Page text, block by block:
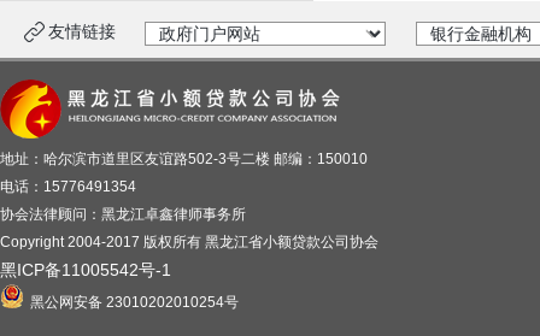
友情链接
地址：哈尔滨市道里区友谊路502-3号二楼 邮编：150010
电话：15776491354
协会法律顾问：黑龙江卓鑫律师事务所
Copyright 2004-2017 版权所有 黑龙江省小额贷款公司协会
黑ICP备11005542号-1
黑公网安备 23010202010254号